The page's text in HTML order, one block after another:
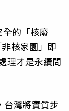
全的「核廢
核家園」即
理才是永續問
台灣將實質步